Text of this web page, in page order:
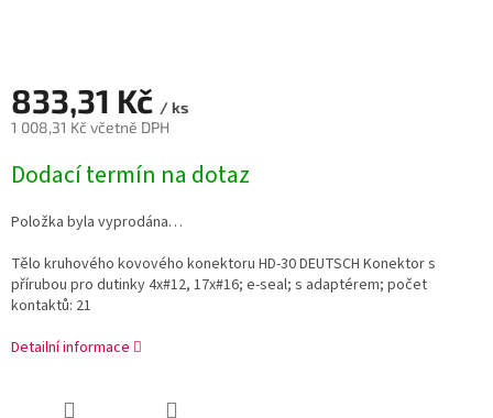
833,31 Kč / ks
1 008,31 Kč včetně DPH
cena:
Dodací termín na dotaz
Položka byla vyprodána…
Tělo kruhového kovového konektoru HD-30 DEUTSCH Konektor s
přírubou pro dutinky 4x#12, 17x#16; e-seal; s adaptérem; počet
kontaktů: 21
Detailní informace